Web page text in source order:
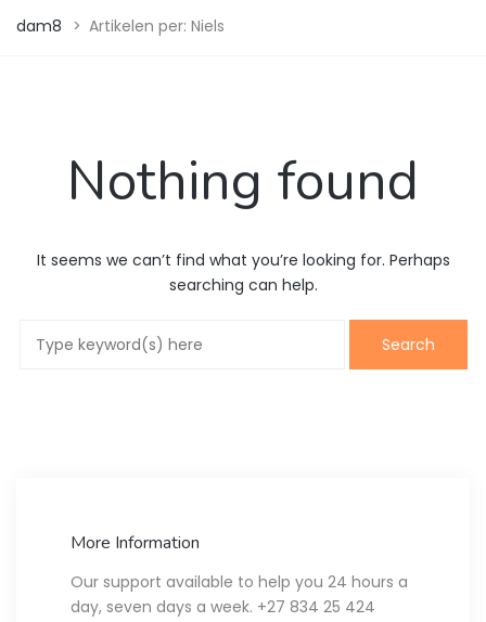
dam8 > Artikelen per: Niels
Nothing found
It seems we can’t find what you’re looking for. Perhaps
searching can help.
More Information
Our support available to help you 24 hours a
day, seven days a week. +27 834 25 424